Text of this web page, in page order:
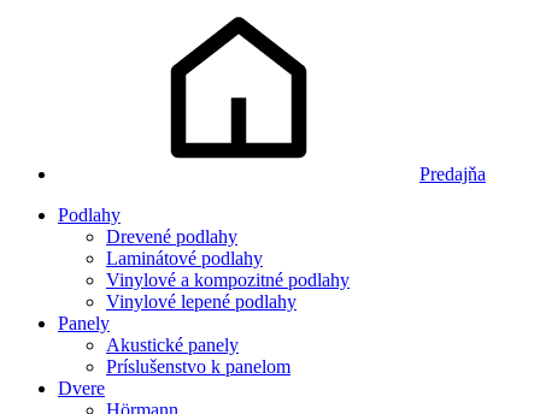
Predajňa
Podlahy
Drevené podlahy
Laminátové podlahy
Vinylové a kompozitné podlahy
Vinylové lepené podlahy
Panely
Akustické panely
Príslušenstvo k panelom
Dvere
Hörmann